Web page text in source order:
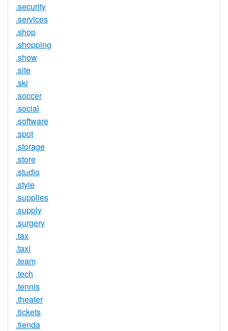
.security
.services
.shop
.shopping
.show
.site
.ski
.soccer
.social
.software
.spot
.storage
.store
.studio
.style
.supplies
.supply
.surgery
.tax
.taxi
.team
.tech
.tennis
.theater
.tickets
.tienda